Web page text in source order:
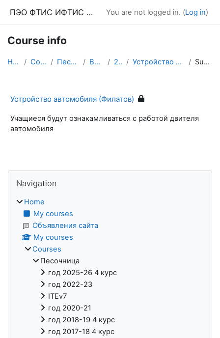
ПЭО ФТИС ИФТИС МПГУ You are not logged in. (Log in)
Course info
Home Courses Песочница Выпуск 2016 Устройство автомобиля Summary
Устройство автомобиля (Филатов)
Учащиеся будут ознакамливаться с работой двителя
автомобиля
Blocks
Navigation
Home
My courses
Объявления сайта
My courses
Courses
Песочница
год 2025-26 4 курс
год 2022-23
ITEv7
год 2020-21
год 2018-19 4 курс
год 2017-18 4 курс